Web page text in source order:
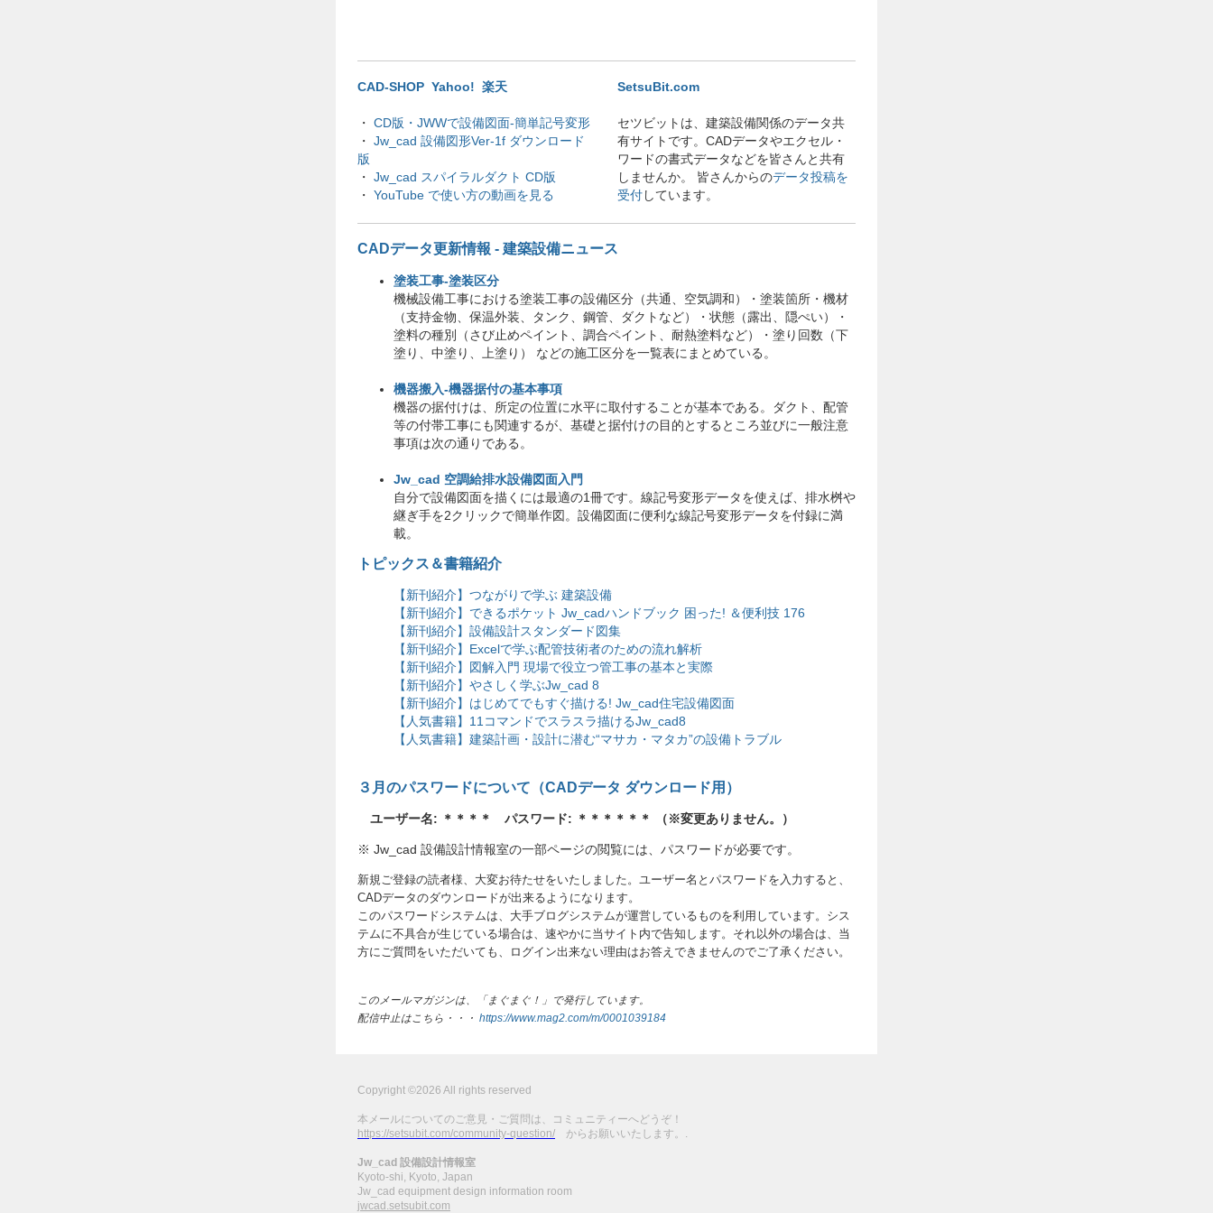
CAD-SHOP Yahoo! 楽天
・ CD版・JWWで設備図面-簡単記号変形
・ Jw_cad 設備図形Ver-1f ダウンロード
版
・ Jw_cad スパイラルダクト CD版
・ YouTube で使い方の動画を見る
SetsuBit.com
セツビットは、建築設備関係のデータ共
有サイトです。CADデータやエクセル・
ワードの書式データなどを皆さんと共有
しませんか。 皆さんからのデータ投稿を
受付しています。
CADデータ更新情報 - 建築設備ニュース
塗装工事-塗装区分
機械設備工事における塗装工事の設備区分（共通、空気調和）・塗装箇所・機材
（支持金物、保温外装、タンク、鋼管、ダクトなど）・状態（露出、隠ぺい）・
塗料の種別（さび止めペイント、調合ペイント、耐熱塗料など）・塗り回数（下
塗り、中塗り、上塗り） などの施工区分を一覧表にまとめている。
機器搬入-機器据付の基本事項
機器の据付けは、所定の位置に水平に取付することが基本である。ダクト、配管
等の付帯工事にも関連するが、基礎と据付けの目的とするところ並びに一般注意
事項は次の通りである。
Jw_cad 空調給排水設備図面入門
自分で設備図面を描くには最適の1冊です。線記号変形データを使えば、排水桝や
継ぎ手を2クリックで簡単作図。設備図面に便利な線記号変形データを付録に満
載。
トピックス＆書籍紹介
【新刊紹介】つながりで学ぶ 建築設備
【新刊紹介】できるポケット Jw_cadハンドブック 困った! ＆便利技 176
【新刊紹介】設備設計スタンダード図集
【新刊紹介】Excelで学ぶ配管技術者のための流れ解析
【新刊紹介】図解入門 現場で役立つ管工事の基本と実際
【新刊紹介】やさしく学ぶJw_cad 8
【新刊紹介】はじめてでもすぐ描ける! Jw_cad住宅設備図面
【人気書籍】11コマンドでスラスラ描けるJw_cad8
【人気書籍】建築計画・設計に潜む“マサカ・マタカ”の設備トラブル
３月のパスワードについて（CADデータ ダウンロード用）
ユーザー名: ＊＊＊＊ パスワード: ＊＊＊＊＊＊ （※変更ありません。）
※ Jw_cad 設備設計情報室の一部ページの閲覧には、パスワードが必要です。
新規ご登録の読者様、大変お待たせをいたしました。ユーザー名とパスワードを入力すると、
CADデータのダウンロードが出来るようになります。
このパスワードシステムは、大手ブログシステムが運営しているものを利用しています。シス
テムに不具合が生じている場合は、速やかに当サイト内で告知します。それ以外の場合は、当
方にご質問をいただいても、ログイン出来ない理由はお答えできませんのでご了承ください。
このメールマガジンは、「まぐまぐ！」で発行しています。
配信中止はこちら・・・ https://www.mag2.com/m/0001039184
Copyright ©2026 All rights reserved
本メールについてのご意見・ご質問は、コミュニティーへどうぞ！
https://setsubit.com/community-question/
からお願いいたします。.
Jw_cad 設備設計情報室
Kyoto-shi, Kyoto, Japan
Jw_cad equipment design information room
jwcad.setsubit.com